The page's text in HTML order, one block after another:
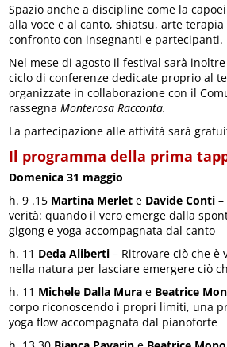
Spazio anche a discipline come la
alla voce e al canto, shiatsu, arte
confronto con insegnanti e partecipanti.
Nel mese di agosto il festival sarà
ciclo di conferenze dedicate proprio al
organizzate in collaborazione con il
rassegnaMonterosa Racconta.
La partecipazione alle attività sarà
Il programma della prima
Domenica 31 maggio
h. 9 .15 Martina Merlet e Davide Conti
verità: quando il vero emerge dalla
gigong e yoga accompagnata dal canto
h. 11 Deda Aliberti – Ritrovare ciò che è
nella natura per lasciare emergere ciò
h. 11 Michele Dalla Mura e Beatrice
corpo riconoscendo i propri limiti, una
yoga flow accompagnata dal pianoforte